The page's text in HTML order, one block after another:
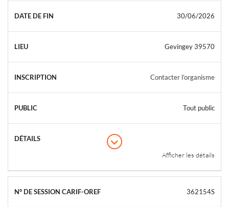
30/06/2026
Gevingey 39570
Contacter l’organisme
Tout public
Afficher les détails
362154S